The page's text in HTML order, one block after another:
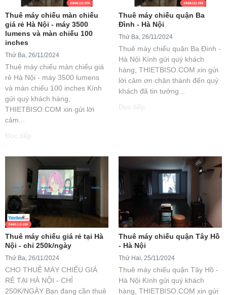
Thuê máy chiếu màn chiếu
giá rẻ Hà Nội - máy 3500
lumens và màn chiếu 100
inches
Thứ Ba, 26/11/2024
Thuê máy chiếu màn chiếu giá
rẻ Hà Nội - máy 3500 lumens
và màn chiếu 100 inches Kính
gửi quý khách hàng,
THIETBISO.COM xin gửi lời
cảm...
Đọc tiếp
Thuê máy chiếu quận Ba
Đình - Hà Nội
Thứ Ba, 26/11/2024
Thuê máy chiếu quận Ba Đình -
Hà Nội Kính gửi quý khách
hàng, THIETBISO.COM xin gửi
lời cảm ơn chân thành đến quý
khách đã tin tưởng...
Đọc tiếp
Thuê máy chiếu giá rẻ tại Hà
Nội - chỉ 250k/ngày
Thứ Ba, 26/11/2024
CHO THUÊ MÁY CHIẾU GIÁ
RẺ TẠI HÀ NỘI - CHỈ
250K/NGÀY Bạn đang cần thuê
Thuê máy chiếu quận Tây Hồ
- Hà Nội
Thứ Hai, 25/11/2024
Thuê máy chiếu quận Tây Hồ -
Hà Nội Kính gửi quý khách
hàng, THIETBISO.COM xin gửi